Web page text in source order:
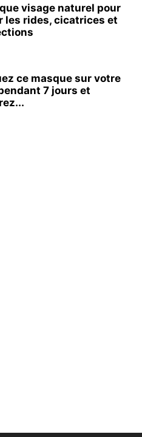
visage naturel pour
les rides, cicatrices et
ce masque sur votre
7 jours et